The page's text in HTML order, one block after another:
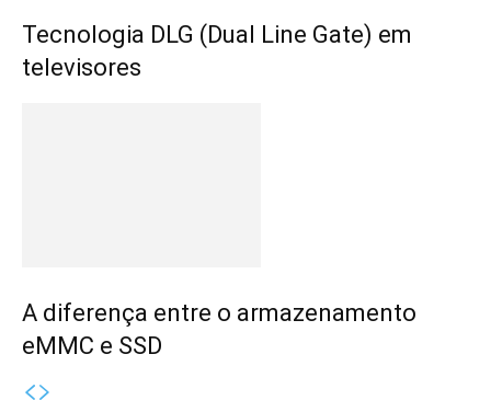
Tecnologia DLG (Dual Line Gate) em
televisores
A diferença entre o armazenamento
eMMC e SSD